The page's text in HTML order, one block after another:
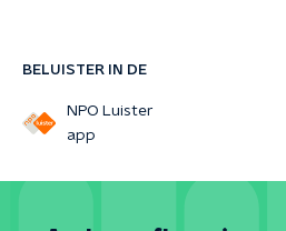
BELUISTER IN DE
NPO Luister
app